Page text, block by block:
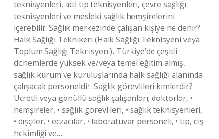
teknisyenleri, acil tıp teknisyenleri, çevre sağlığı
teknisyenleri ve mesleki sağlık hemşirelerini
içerebilir. Sağlık merkezinde çalışan kişiye ne denir?
Halk Sağlığı Teknikeri (Halk Sağlığı Teknisyeni veya
Toplum Sağlığı Teknisyeni), Türkiye’de çeşitli
dönemlerde yüksek ve/veya temel eğitim almış,
sağlık kurum ve kuruluşlarında halk sağlığı alanında
çalışacak personeldir. Sağlık görevlileri kimlerdir?
Ücretli veya gönüllü sağlık çalışanları; doktorlar, •
hemşireler, • sağlık görevlileri, • sağlık teknisyenleri,
• dişçiler, • eczacılar, • laboratuvar personeli, • tıp, diş
hekimliği ve…